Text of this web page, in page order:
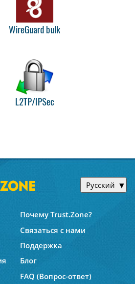
WireGuard bulk
L2TP/IPSec
Русский
Почему Trust.Zone?
Связаться с нами
Поддержка
Блог
FAQ (Вопрос-ответ)